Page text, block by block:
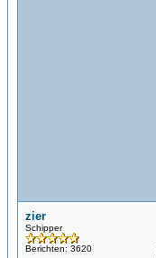
zier
Schipper
Berichten: 3620